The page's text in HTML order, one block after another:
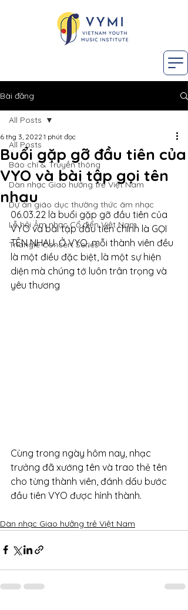
Bài đăng
All Posts
Báo chí & Truyền thông
Dàn nhạc Giao hưởng trẻ Việt Nam
Dự án giáo dục thường thức âm nhạc
Lễ hội Âm nhạc Cổ điển Việt Nam
Triangle Concert Series
All Posts
Buổi gặp gỡ đầu tiên của
VYO và bài tập gọi tên
nhau
6 thg 3, 2022 1 phút đọc
06.03.22 là buổi gặp gỡ đầu tiên của
VYO và bài tập đầu tiên chính là GỌI
TÊN NHAU. Ở VYO, mỗi thành viên đều
là một điều đặc biệt, là một sự hiện
diện mà chúng tớ luôn trân trọng và
yêu thương
Cùng trong ngày hôm nay, nhạc
trưởng đã xướng tên và trao thẻ tên
cho từng thành viên, đánh dấu bước
đầu tiên VYO được hình thành.
Dàn nhạc Giao hưởng trẻ Việt Nam